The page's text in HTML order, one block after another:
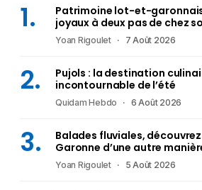
Patrimoine lot-et-
joyaux à deux pas de chez
Yoan Rigoulet 7 Août 2026
Pujols : la destination
incontournable de l’été
Quidam Hebdo 6 Août 2026
Balades fluviales,
Garonne d’une autre
Yoan Rigoulet 5 Août 2026